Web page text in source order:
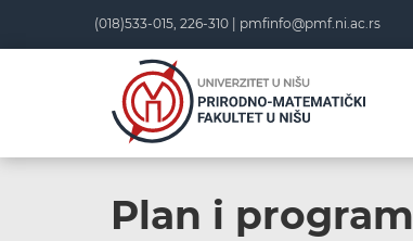
(018)533-015, 226-310 | pmfinfo@pmf.ni.ac.rs
Plan i program